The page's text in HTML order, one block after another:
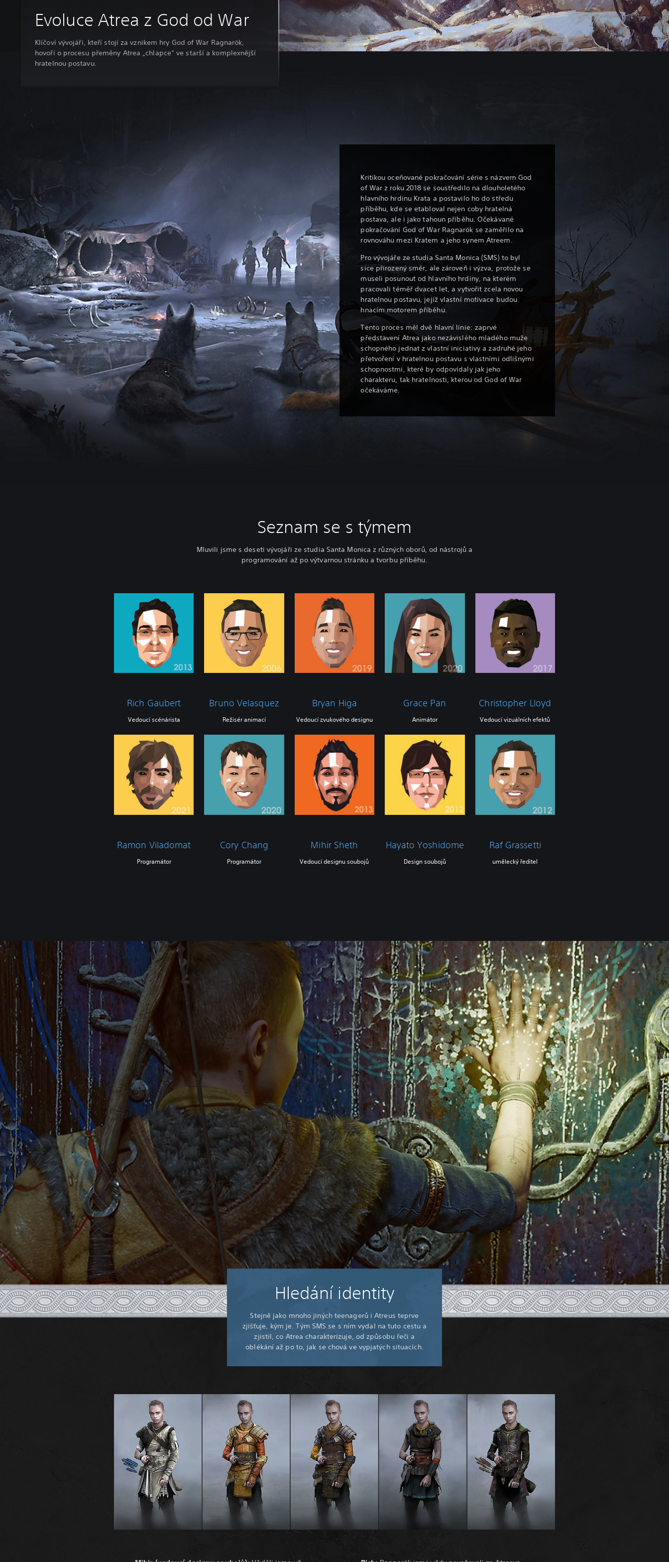
Evoluce Atrea z God od War
Klíčoví vývojáři, kteří stojí za vznikem hry God of War Ragnarök,
hovoří o procesu přeměny Atrea „chlapce“ ve starší a komplexnější
hratelnou postavu.
Kritikou oceňované pokračování série s názvem God
of War z roku 2018 se soustředilo na dlouholetého
hlavního hrdinu Krata a postavilo ho do středu
příběhu, kde se etabloval nejen coby hratelná
postava, ale i jako tahoun příběhu. Očekávané
pokračování God of War Ragnarök se zaměřilo na
rovnováhu mezi Kratem a jeho synem Atreem.
Pro vývojáře ze studia Santa Monica (SMS) to byl
sice přirozený směr, ale zároveň i výzva, protože se
museli posunout od hlavního hrdiny, na kterém
pracovali téměř dvacet let, a vytvořit zcela novou
hratelnou postavu, jejíž vlastní motivace budou
hnacím motorem příběhu.
Tento proces měl dvě hlavní linie: zaprvé
představení Atrea jako nezávislého mladého muže
schopného jednat z vlastní iniciativy a zadruhé jeho
přetvoření v hratelnou postavu s vlastními odlišnými
schopnostmi, které by odpovídaly jak jeho
charakteru, tak hratelnosti, kterou od God of War
očekáváme.
Seznam se s týmem
Mluvili jsme s deseti vývojáři ze studia Santa Monica z různých oborů, od nástrojů a
programování až po výtvarnou stránku a tvorbu příběhu.
Rich Gaubert
Vedoucí scénárista
Bruno Velasquez
Režisér animací
Bryan Higa
Vedoucí zvukového designu
Grace Pan
Animátor
Christopher Lloyd
Vedoucí vizuálních efektů
Ramon Viladomat
Programátor
Cory Chang
Programátor
Mihir Sheth
Vedoucí designu soubojů
Hayato Yoshidome
Design soubojů
Raf Grassetti
umělecký ředitel
Hledání identity
Stejně jako mnoho jiných teenagerů i Atreus teprve
zjišťuje, kým je. Tým SMS se s ním vydal na tuto cestu a
zjistil, co Atrea charakterizuje, od způsobu řeči a
oblékání až po to, jak se chová ve vypjatých situacích.